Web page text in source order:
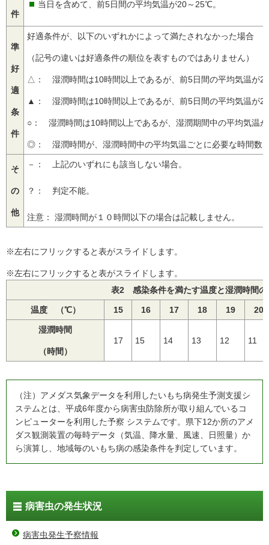
件
当日を含めて、前5日間の平均気温が20～25℃。
準
好
適
条
件
好適条件が、以下のいずれかによって満たされなかった場合
（記号の違いは好適条件の順位を表すものではありません）
△： 湿潤時間は10時間以上であるが、前5日間の平均気温が
▲： 湿潤時間は10時間以上であるが、前5日間の平均気温が
○： 湿潤時間は10時間以上であるが、湿潤期間中の平均気温
◎： 湿潤時間が、湿潤時間中の平均気温ごとに必要な時間数
そ
の
他
－： 上記のいずれにも該当しない場合。
？： 判定不能。
注意： 湿潤時間が１０時間以下の場合は記載しません。
※左右にフリックすると表がスライドします。
※左右にフリックすると表がスライドします。
表2 感染条件を満たす温度と湿潤時間の
温度 （℃） 15 16 17 18 19 20
湿潤時間
（時間）
17 15 14 13 12 11
（注）アメダス気象データを利用したいもち病発生予測支援シ
ステムとは、平成6年度から病害虫防除所が取り組んでいるコ
ンピューターを利用した予察 システムです。県下12か所のアメ
ダス観測装置の毎時データ（気温、降水量、風速、日照量）か
ら演算し、地域毎のいもち病の感染条件を判定しています。
病害虫の発生状況
病害虫発生予察情報